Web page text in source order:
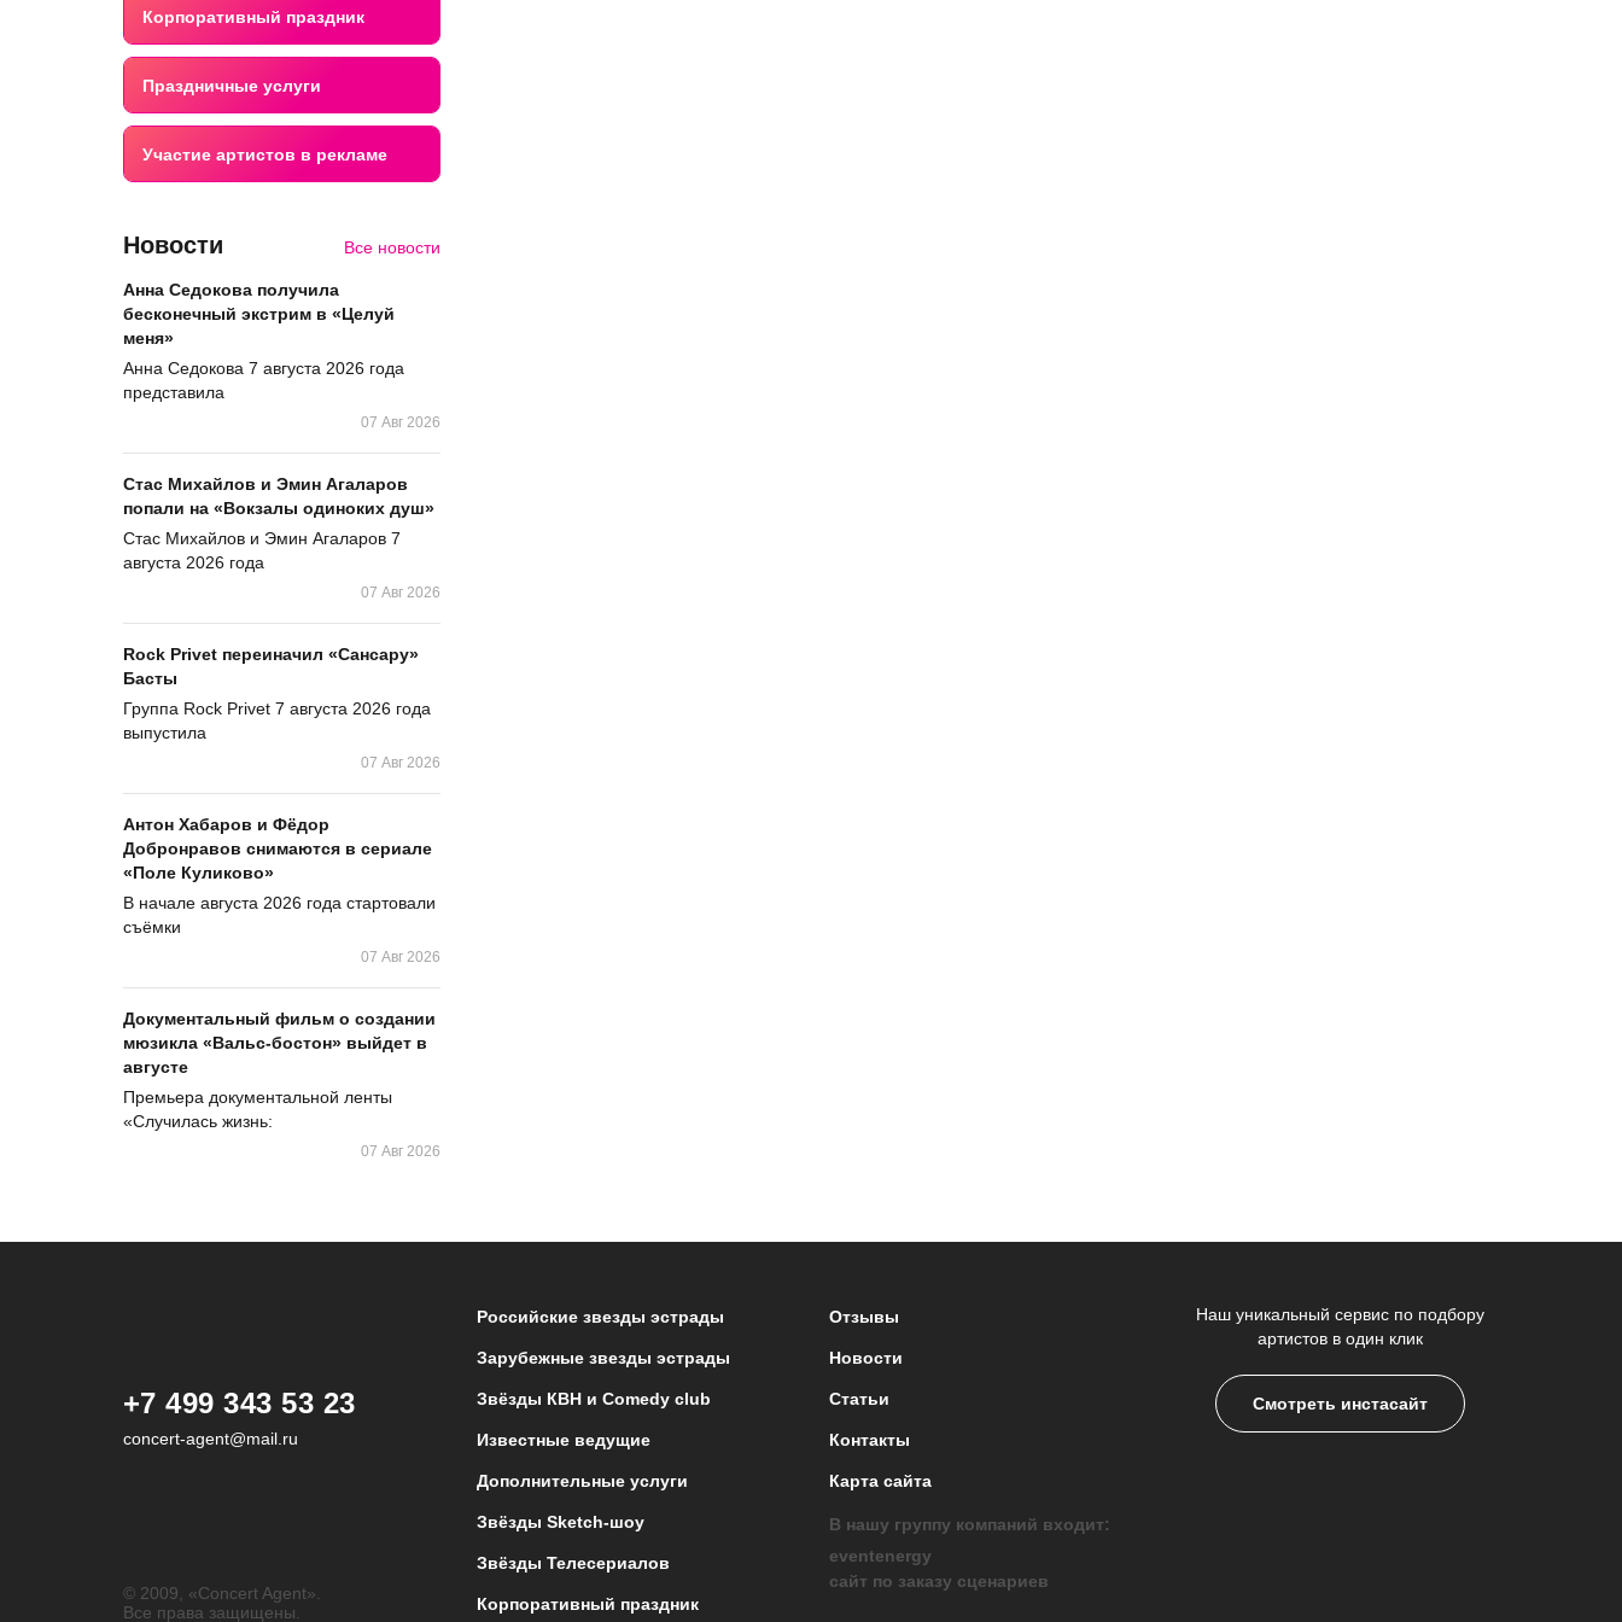
Корпоративный праздник
Праздничные услуги
Участие артистов в рекламе
Новости Все новости
Анна Седокова получила
бесконечный экстрим в «Целуй
меня»
Анна Седокова 7 августа 2026 года
представила
07 Авг 2026
Стас Михайлов и Эмин Агаларов
попали на «Вокзалы одиноких душ»
Стас Михайлов и Эмин Агаларов 7
августа 2026 года
07 Авг 2026
Rock Privet переиначил «Сансару»
Басты
Группа Rock Privet 7 августа 2026 года
выпустила
07 Авг 2026
Антон Хабаров и Фёдор
Добронравов снимаются в сериале
«Поле Куликово»
В начале августа 2026 года стартовали
съёмки
07 Авг 2026
Документальный фильм о создании
мюзикла «Вальс-бостон» выйдет в
августе
Премьера документальной ленты
«Случилась жизнь:
07 Авг 2026
+7 499 343 53 23
concert-agent@mail.ru
© 2009, «Concert Agent».
Все права защищены.
Российские звезды эстрады
Зарубежные звезды эстрады
Звёзды КВН и Comedy club
Известные ведущие
Дополнительные услуги
Звёзды Sketch-шоу
Звёзды Телесериалов
Корпоративный праздник
Отзывы
Новости
Статьи
Контакты
Карта сайта
Наш уникальный сервис по подбору
артистов в один клик
Смотреть инстасайт
В нашу группу компаний входит:
eventenergy
сайт по заказу сценариев